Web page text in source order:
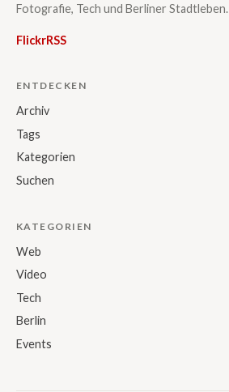
Fotografie, Tech und Berliner Stadtleben.
FlickrRSS
ENTDECKEN
Archiv
Tags
Kategorien
Suchen
KATEGORIEN
Web
Video
Tech
Berlin
Events